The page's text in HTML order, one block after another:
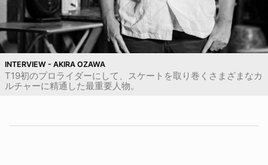
INTERVIEW - AKIRA OZAWA
T19初のプロライダーにして、スケートを取り巻くさまざまなカ
ルチャーに精通した最重要人物。